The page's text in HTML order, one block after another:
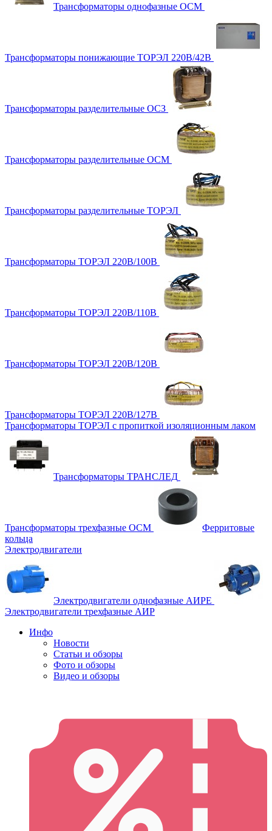
Трансформаторы однофазные ОСМ
Трансформаторы понижающие ТОРЭЛ 220В/42В
Трансформаторы разделительные ОСЗ
Трансформаторы разделительные ОСМ
Трансформаторы разделительные ТОРЭЛ
Трансформаторы ТОРЭЛ 220В/100В
Трансформаторы ТОРЭЛ 220В/110В
Трансформаторы ТОРЭЛ 220В/120В
Трансформаторы ТОРЭЛ 220В/127В
Трансформаторы ТОРЭЛ с пропиткой изоляционным лаком
Трансформаторы ТРАНСЛЕД
Трансформаторы трехфазные ОСМ
Ферритовые
кольца
Электродвигатели
Электродвигатели однофазные АИРЕ
Электродвигатели трехфазные АИР
Инфо
Новости
Статьи и обзоры
Фото и обзоры
Видео и обзоры